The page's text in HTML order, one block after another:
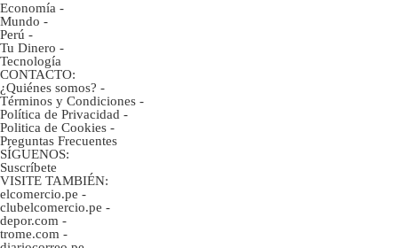
Economía -
Mundo -
Perú -
Tu Dinero -
Tecnología
CONTACTO:
¿Quiénes somos? -
Términos y Condiciones -
Política de Privacidad -
Politica de Cookies -
Preguntas Frecuentes
SÍGUENOS:
Suscríbete
VISITE TAMBIÉN:
elcomercio.pe -
clubelcomercio.pe -
depor.com -
trome.com -